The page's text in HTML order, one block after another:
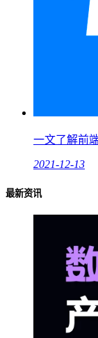
一文了解前
2021-12-13
最新资讯